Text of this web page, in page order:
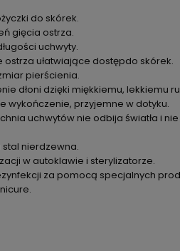
do skórek.
gięcia ostrza.
uchwyty.
ostrza ułatwiające dostępdo skórek.
pierścienia.
dłoni dzięki miękkiemu, lekkiemu
wykończenie, przyjemne w dotyku.
uchwytów nie odbija światła i
nierdzewna.
w autoklawie i sterylizatorze.
za pomocą specjalnych